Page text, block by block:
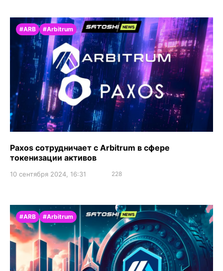
#ARB #Arbitrum
Paxos сотрудничает с Arbitrum в сфере
токенизации активов
10 сентября 2024, 16:31 228
#ARB #Arbitrum